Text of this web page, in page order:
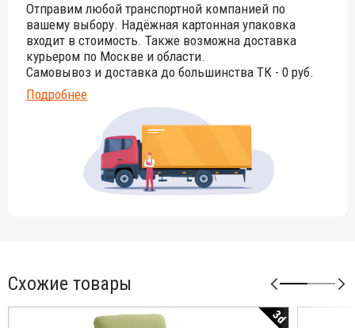
Отправим любой транспортной компанией по
вашему выбору. Надёжная картонная упаковка
входит в стоимость. Также возможна доставка
курьером по Москве и области.
Самовывоз и доставка до большинства ТК - 0 руб.
Подробнее
Схожие товары
3d